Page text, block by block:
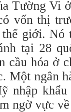
Tường Vi
vốn thị
giới. Nó
tại 28
cầu hóa ở
Một ngân
nhập
ngờ vực